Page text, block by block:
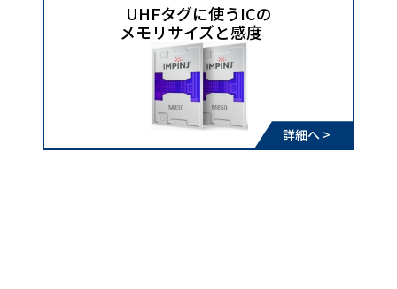
UHFタグに使うICの
メモリサイズと感度
詳細へ >